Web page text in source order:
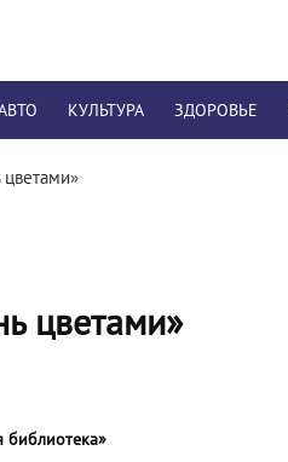
КУЛЬТУРА ЗДОРОВЬЕ
цветами»
цветами»
библиотека»